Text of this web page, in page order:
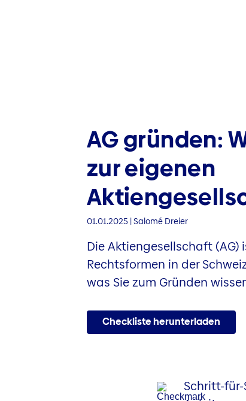
AG gründen:
zur eigenen
01.01.2025 | Salomé Dreier
Die Aktiengesellschaft
Rechtsformen in der
was Sie zum Gründen
Checkliste herunterladen
Schritt-